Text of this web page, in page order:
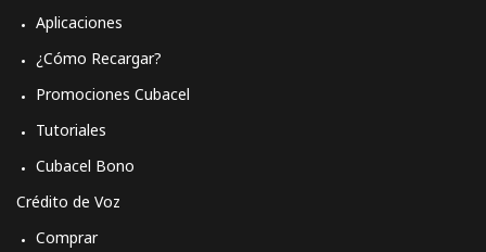
Aplicaciones
¿Cómo Recargar?
Promociones Cubacel
Tutoriales
Cubacel Bono
Crédito de Voz
Comprar